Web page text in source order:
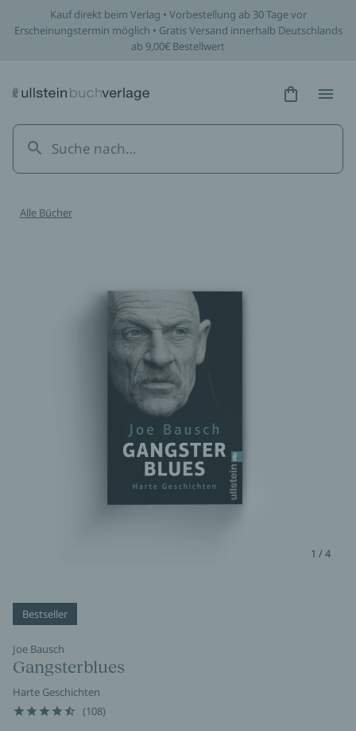
Kauf direkt beim Verlag • Vorbestellung ab 30 Tage vor
Erscheinungstermin möglich • Gratis Versand innerhalb Deutschlands
ab 9,00€ Bestellwert
Hidden
Alle Bücher
1 / 4
Bestseller
Joe Bausch
Gangsterblues
Harte Geschichten
(108)